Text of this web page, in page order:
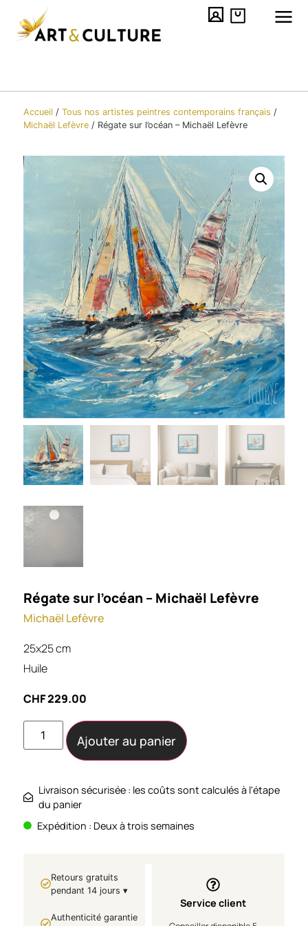
Accueil / Tous nos artistes peintres contemporains​ français /
Michaël Lefèvre/ Régate sur l’océan – Michaël Lefèvre
Régate sur l’océan – Michaël Lefèvre
Michaël Lefèvre
25x25 cm
Huile
CHF229.00
Ajouter au panier
Livraison sécurisée : les coûts sont calculés à l'étape
du panier
Expédition : Deux à trois semaines
Retours gratuits
pendant 14 jours ▾
Authenticité garantie
Service client